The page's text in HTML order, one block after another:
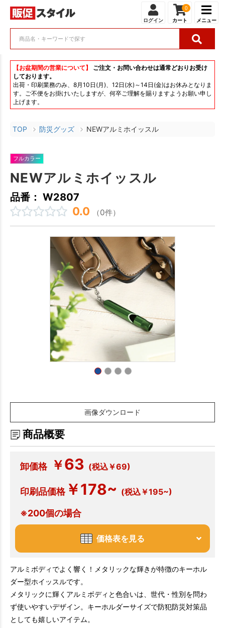
ログイン
0
カート メニュー
【お盆期間の営業について】
ご注文・お問い合わせは通常どおりお受け
しております。
出荷・印刷業務のみ、8月10日(月)、12日(水)～14日(金)はお休みとなりま
す。ご不便をお掛けいたしますが、何卒ご理解を賜りますようお願い申し
上げます。
TOP 防災グッズ NEWアルミホイッスル
フルカラー
NEWアルミホイッスル
品番： W2807
0.0 （0件）
画像ダウンロード
商品概要
卸価格 ￥63 (税込￥69)
印刷品価格￥178~ (税込￥195~)
※200個の場合
価格表を見る
アルミボディでよく響く！メタリックな輝きが特徴のキーホル
ダー型ホイッスルです。
メタリックに輝くアルミボディと色合いは、世代・性別を問わ
ず使いやすいデザイン。キーホルダーサイズで防犯防災対策品
としても嬉しいアイテム。